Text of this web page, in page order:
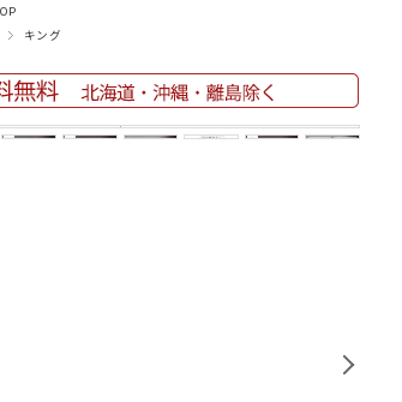
キング